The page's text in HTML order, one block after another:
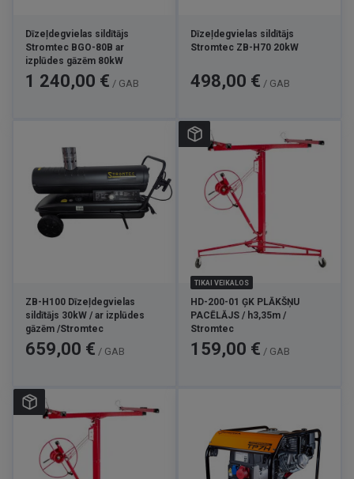
Dīzeļdegvielas sildītājs
Stromtec BGO-80B ar
izplūdes gāzēm 80kW
Cena
1 240,00 € / GAB
Dīzeļdegvielas sildītājs
Stromtec ZB-H70 20kW
Cena
498,00 € / GAB
ZB-H100 Dīzeļdegvielas
sildītājs 30kW / ar izplūdes
gāzēm /Stromtec
Cena
659,00 € / GAB
TIKAI VEIKALOS
HD-200-01 ĢK PLĀKŠŅU
PACĒLĀJS / h3,35m /
Stromtec
Cena
159,00 € / GAB